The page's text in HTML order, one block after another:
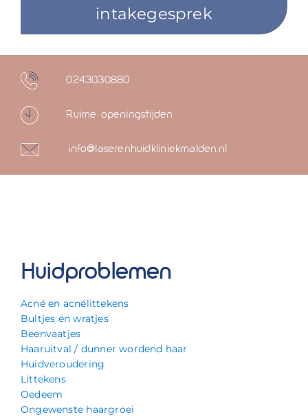
intakegesprek
0243030880
Ruime openingstijden
info@laserenhuidkliniekmalden.nl
Huidproblemen
Acné en acnélittekens
Bultjes en wratjes
Beenvaatjes
Haaruitval / dunner wordend haar
Huidveroudering
Littekens
Oedeem
Ongewenste haargroei